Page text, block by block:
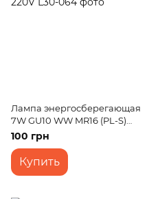
Лампа энергосберегающая
7W GU10 WW MR16 (PL-S)
220V
100 грн
Купить